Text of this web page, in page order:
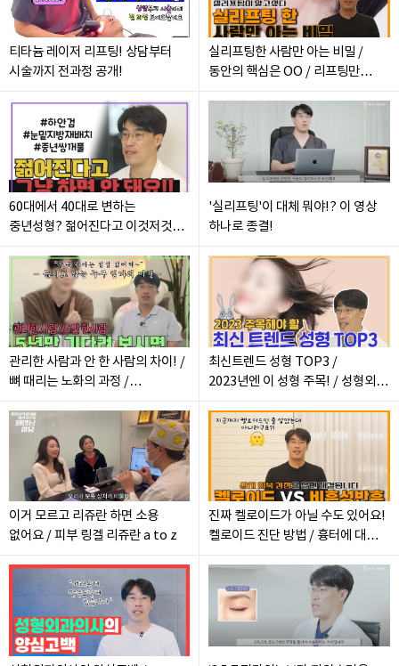
티타늄 레이저 리프팅! 상담부터
시술까지 전과정 공개!
실리프팅한 사람만 아는 비밀 /
동안의 핵심은 OO / 리프팅만
60대에서 40대로 변하는
중년성형? 젊어진다고 이것저것
맞는 중년성형!
'실리프팅'이 대체 뭐야!? 이 영상
하나로 종결!
관리한 사람과 안 한 사람의 차이! /
뼈 때리는 노화의 과정 /
최신트렌드 성형 TOP3 /
2023년엔 이 성형 주목! / 성형외과
이거 모르고 리쥬란 하면 소용
없어요 / 피부 링겔 리쥬란 a to z
진짜 켈로이드가 아닐 수도 있어요!
켈로이드 진단 방법 / 흉터에 대한